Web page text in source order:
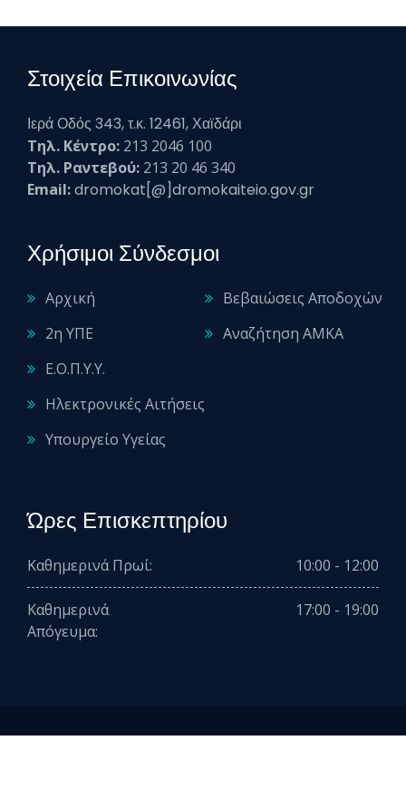
Στοιχεία Επικοινωνίας
Ιερά Οδός 343, τ.κ. 12461, Χαϊδάρι
Τηλ. Κέντρο: 213 2046 100
Τηλ. Ραντεβού: 213 20 46 340
Email:dromokat[@]dromokaiteio.gov.gr
Χρήσιμοι Σύνδεσμοι
Αρχική
2η ΥΠΕ
Ε.Ο.Π.Υ.Υ.
Ηλεκτρονικές Αιτήσεις
Υπουργείο Υγείας
Βεβαιώσεις Αποδοχών
Αναζήτηση ΑΜΚΑ
Ώρες Επισκεπτηρίου
Καθημερινά Πρωί: 10:00 - 12:00
Καθημερινά
Απόγευμα:
17:00 - 19:00